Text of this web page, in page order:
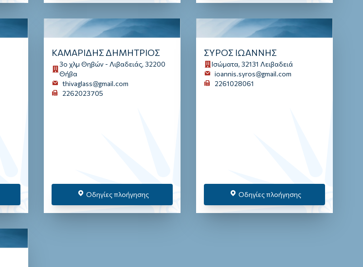
ΚΑΜΑΡΙΔΗΣ ΔΗΜΗΤΡΙΟΣ
3ο χλμ Θηβών - Λιβαδειάς, 32200
Θήβα
thivaglass@gmail.com
2262023705
Οδηγίες πλοήγησης
ΣΥΡΟΣ ΙΩΑΝΝΗΣ
Ισώματα, 32131 Λειβαδειά
ioannis.syros@gmail.com
2261028061
Οδηγίες πλοήγησης